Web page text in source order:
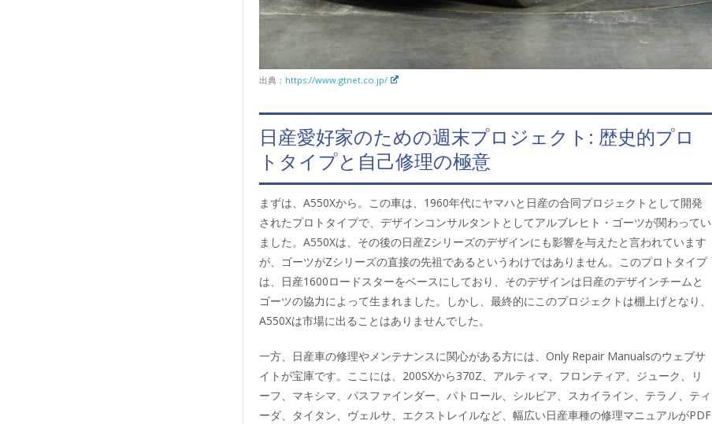
出典： https://www.gtnet.co.jp/
日産愛好家のための週末プロジェクト: 歴史的プロ
トタイプと自己修理の極意
まずは、A550Xから。この車は、1960年代にヤマハと日産の合同プロジェクトとして開発
されたプロトタイプで、デザインコンサルタントとしてアルブレヒト・ゴーツが関わってい
ました。A550Xは、その後の日産Zシリーズのデザインにも影響を与えたと言われています
が、ゴーツがZシリーズの直接の先祖であるというわけではありません。このプロトタイプ
は、日産1600ロードスターをベースにしており、そのデザインは日産のデザインチームと
ゴーツの協力によって生まれました。しかし、最終的にこのプロジェクトは棚上げとなり、
A550Xは市場に出ることはありませんでした。
一方、日産車の修理やメンテナンスに関心がある方には、Only Repair Manualsのウェブサ
イトが宝庫です。ここには、200SXから370Z、アルティマ、フロンティア、ジューク、リ
ーフ、マキシマ、パスファインダー、パトロール、シルビア、スカイライン、テラノ、ティ
ーダ、タイタン、ヴェルサ、エクストレイルなど、幅広い日産車種の修理マニュアルがPDF